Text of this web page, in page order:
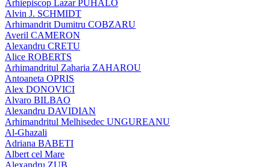
Arhiepiscop Lazar PUHALO
Alvin J. SCHMIDT
Arhimandrit Dumitru COBZARU
Averil CAMERON
Alexandru CRETU
Alice ROBERTS
Arhimandritul Zaharia ZAHAROU
Antoaneta OPRIS
Alex DONOVICI
Alvaro BILBAO
Alexandru DAVIDIAN
Arhimandritul Melhisedec UNGUREANU
Al-Ghazali
Adriana BABETI
Albert cel Mare
Alexandru ZUB